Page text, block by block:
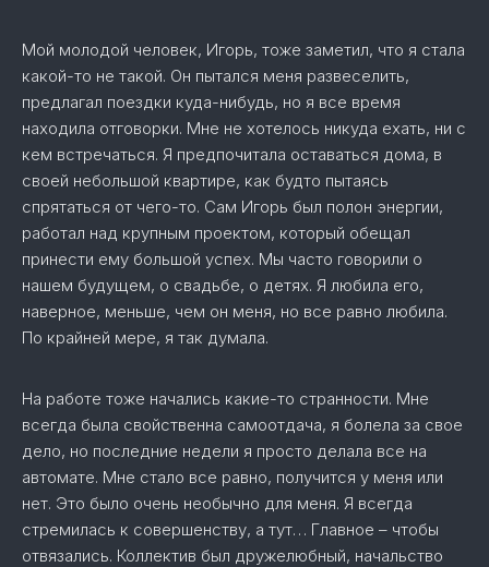
Мой молодой человек, Игорь, тоже заметил, что я стала
какой-то не такой. Он пытался меня развеселить,
предлагал поездки куда-нибудь, но я все время
находила отговорки. Мне не хотелось никуда ехать, ни с
кем встречаться. Я предпочитала оставаться дома, в
своей небольшой квартире, как будто пытаясь
спрятаться от чего-то. Сам Игорь был полон энергии,
работал над крупным проектом, который обещал
принести ему большой успех. Мы часто говорили о
нашем будущем, о свадьбе, о детях. Я любила его,
наверное, меньше, чем он меня, но все равно любила.
По крайней мере, я так думала.
На работе тоже начались какие-то странности. Мне
всегда была свойственна самоотдача, я болела за свое
дело, но последние недели я просто делала все на
автомате. Мне стало все равно, получится у меня или
нет. Это было очень необычно для меня. Я всегда
стремилась к совершенству, а тут… Главное – чтобы
отвязались. Коллектив был дружелюбный, начальство